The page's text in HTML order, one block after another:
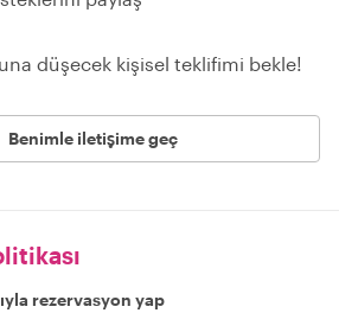
düşecek kişisel teklifimi bekle!
Benimle iletişime geç
rezervasyon yap